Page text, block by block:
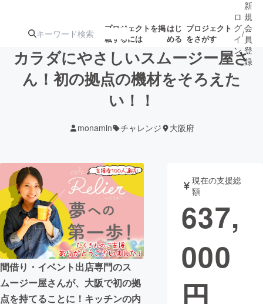
プロジェクトを掲
載するには
はじ
める
プロジェクト
をさがす
注目の新着プロ
募集終了が近いプ
テクノロジー・ガジェット
映像・映画 書籍・雑誌
ビジネス・起業 チャレンジ
まちづくり・地域活性化
ロ
グ
イ
ン
/
新
規
会
員
登
録
カラダにやさしいスムージー屋さ
ん！初の拠点の機材をそろえた
い！！
monamin チャレンジ 大阪府
間借り・イベント出店専門のス
ムージー屋さんが、大阪で初の拠
点を持てることに！キッチンの内
現在の支援総
額
637,
000
円